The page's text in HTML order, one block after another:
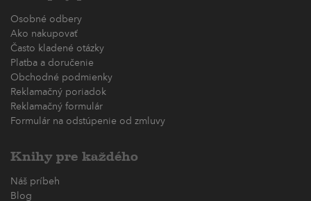
Osobné odbery
Ako nakupovať
Často kladené otázky
Platba a doručenie
Obchodné podmienky
Reklamačný poriadok
Reklamačný formulár
Formulár na odstúpenie od zmluvy
Knihy pre každého
Náš príbeh
Blog